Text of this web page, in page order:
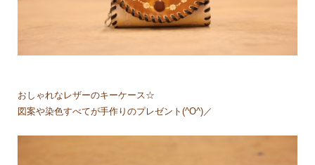
おしゃれなレザーのキーケース☆
図案や染色すべてが手作りのプレゼント(^O^)／